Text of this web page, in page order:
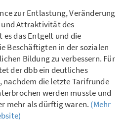
zur Entlastung, Veränderung
Attraktivität des
es das Entgelt und die
Beschäftigten in der sozialen
Bildung zu verbessern. Für
der dbb ein deutliches
nachdem die letzte Tarifrunde
werden musste und
mehr als dürftig waren. (Mehr